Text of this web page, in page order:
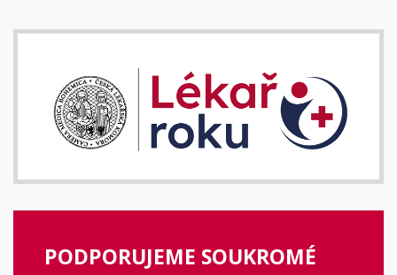
PODPORUJEME SOUKROMÉ